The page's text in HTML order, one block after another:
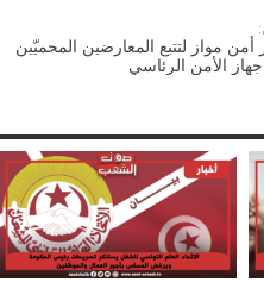
أمن مواز لتتبع المعارضين المحميّين
الأمن الرئاسي